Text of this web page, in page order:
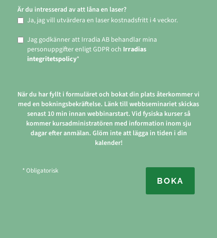
Är du intresserad av att låna en laser?
Ja, jag vill utvärdera en laser kostnadsfritt i 4 veckor.
Jag godkänner att Irradia AB behandlar mina
personuppgifter enligt GDPR och Irradias
integritetspolicy*
När du har fyllt i formuläret och bokat din plats återkommer vi
med en bokningsbekräftelse. Länk till webbseminariet skickas
senast 10 min innan webbinarstart. Vid fysiska kurser så
kommer kursadministratören med information inom sju
dagar efter anmälan. Glöm inte att lägga in tiden i din
kalender!
* Obligatorisk